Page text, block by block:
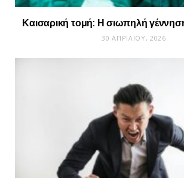
Καισαρική τομή: Η σιωπηλή
30 ΑΠΡΙΛΊΟΥ, 2026